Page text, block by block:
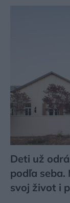
Deti už
podľa seba.
svoj život i